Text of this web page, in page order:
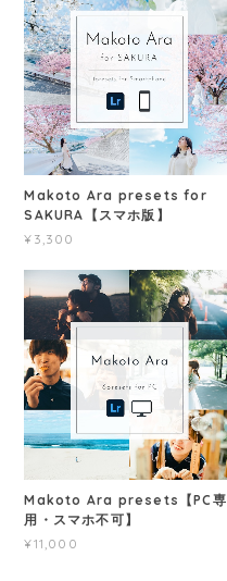
Makoto Ara presets for
SAKURA【スマホ版】
¥3,300
Makoto Ara presets【PC専
用・スマホ不可】
¥11,000